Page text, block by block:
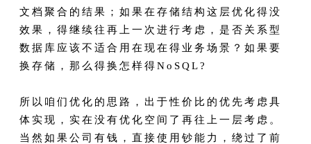
文档聚合的结果；如果在存储结构这层优化得没
效果，得继续往再上一次进行考虑，是否关系型
数据库应该不适合用在现在得业务场景？如果要
换存储，那么得换怎样得NoSQL?
所以咱们优化的思路，出于性价比的优先考虑具
体实现，实在没有优化空间了再往上一层考虑。
当然如果公司有钱，直接使用钞能力，绕过了前